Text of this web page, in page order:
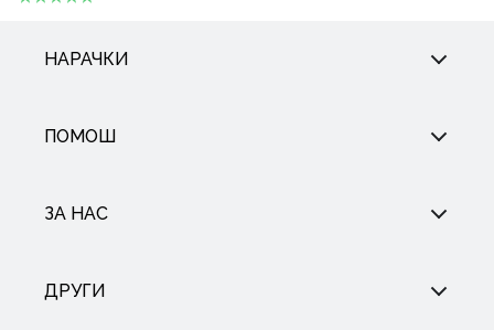
НАРАЧКИ
ПОМОШ
ЗА НАС
ДРУГИ